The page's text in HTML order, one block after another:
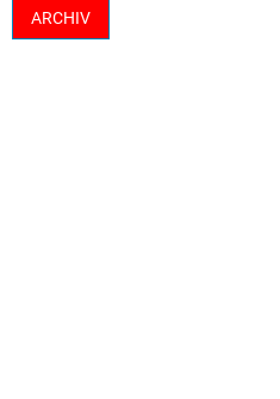
ARCHIV